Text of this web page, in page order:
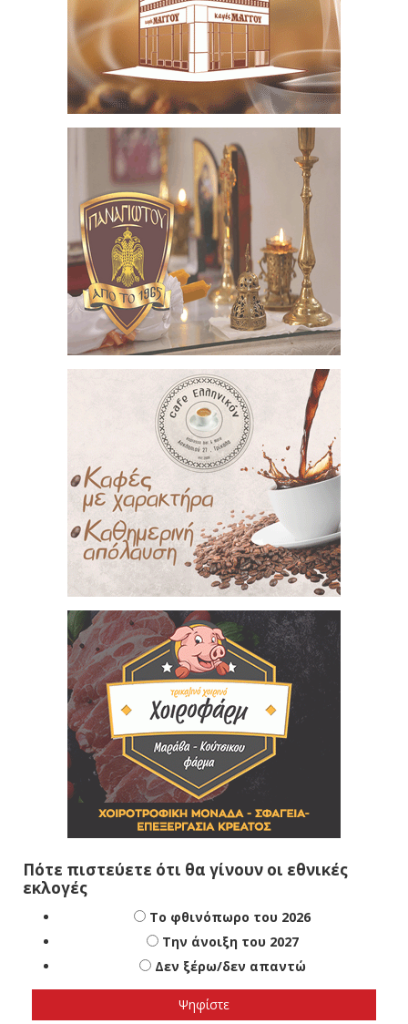
Πότε πιστεύετε ότι θα γίνουν οι εθνικές
εκλογές
Το φθινόπωρο του 2026
Την άνοιξη του 2027
Δεν ξέρω/δεν απαντώ